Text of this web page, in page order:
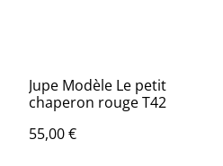
Jupe Modèle Le petit
chaperon rouge T42
55,00 €